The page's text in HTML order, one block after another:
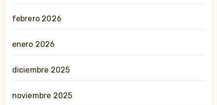
febrero 2026
enero 2026
diciembre 2025
noviembre 2025